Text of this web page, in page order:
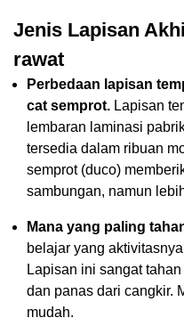
Jenis Lapisan
rawat
Perbedaan lapisan
cat semprot. Lapisan
lembaran laminasi
tersedia dalam ribuan
semprot (duco)
sambungan, namun
Mana yang paling
belajar yang
Lapisan ini sangat
dan panas dari cangkir.
mudah.